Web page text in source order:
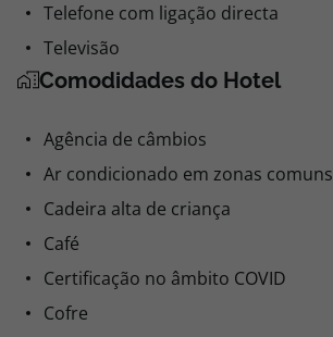
Telefone com ligação directa
Televisão
Comodidades do Hotel
Agência de câmbios
Ar condicionado em zonas comuns
Cadeira alta de criança
Café
Certificação no âmbito COVID
Cofre